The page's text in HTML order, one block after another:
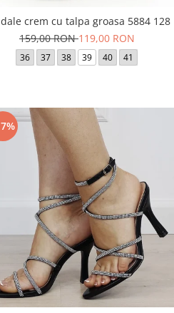
crem cu talpa groasa 5884 128
159,00 RON119,00 RON
36 37 38 39 40 41